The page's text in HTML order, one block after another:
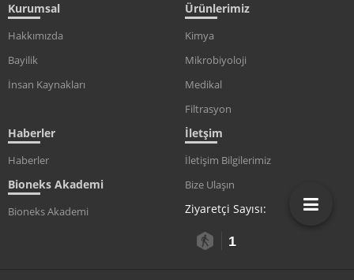
Kurumsal
Hakkımızda
Bayilik
İnsan Kaynakları
Ürünlerimiz
Kimya
Mikrobiyoloji
Medikal
Filtrasyon
Haberler
Haberler
Bioneks Akademi
Bioneks Akademi
İletşim
İletişim Bilgilerimiz
Bize Ulaşın
Ziyaretçi Sayısı:
1